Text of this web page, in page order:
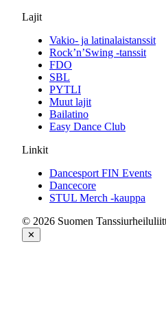
Lajit
Vakio- ja latinalaistanssit
Rock’n’Swing -tanssit
FDO
SBL
PYTLI
Muut lajit
Bailatino
Easy Dance Club
Linkit
Dancesport FIN Events
Dancecore
STUL Merch -kauppa
© 2026 Suomen
✕